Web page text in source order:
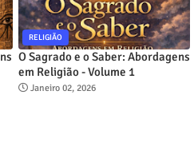
RELIGIÃO
O Sagrado e o Saber: Abordagens
em Religião - Volume 1
Janeiro 02, 2026